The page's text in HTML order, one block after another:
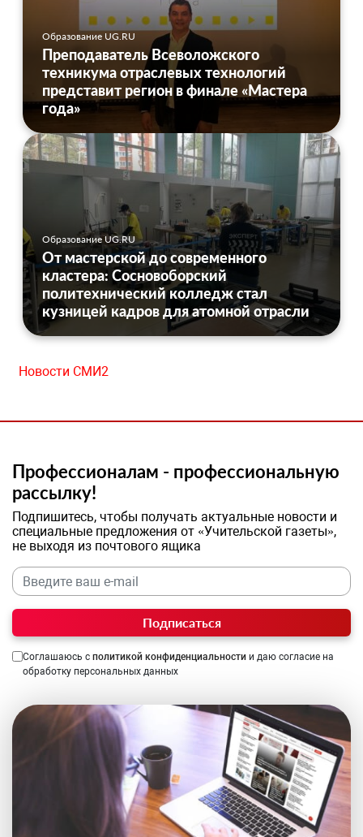
Образование UG.RU
Преподаватель Всеволожского
техникума отраслевых технологий
представит регион в финале «Мастера
года»
Образование UG.RU
От мастерской до современного
кластера: Сосновоборский
политехнический колледж стал
кузницей кадров для атомной отрасли
Новости СМИ2
Профессионалам - профессиональную
рассылку!
Подпишитесь, чтобы получать актуальные новости и
специальные предложения от «Учительской газеты»,
не выходя из почтового ящика
Подписаться
Соглашаюсь с политикой конфиденциальности и даю согласие на
обработку персональных данных